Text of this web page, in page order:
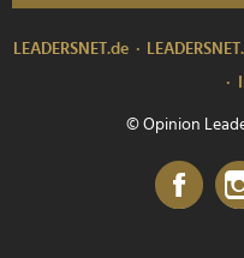
LEADERSNET.de
© Opinion